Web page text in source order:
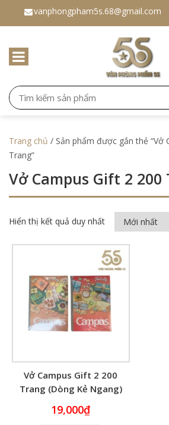
vanphongpham5s.68@gmail.com
Trang chủ / Sản phẩm được gắn thẻ “Vở
Trang”
Vở Campus Gift 2 200
Hiển thị kết quả duy nhất
Vở Campus Gift 2 200
Trang (Dòng Kẻ Ngang)
19,000₫